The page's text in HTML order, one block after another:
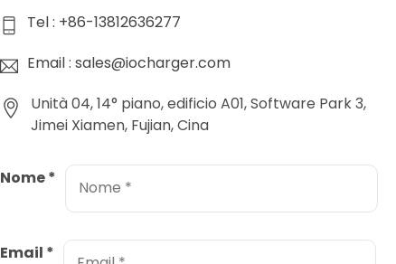
Tel : +86-13812636277
Email : sales@iocharger.com
Unità 04, 14° piano, edificio A01, Software Park 3,
Jimei Xiamen, Fujian, Cina
Nome*
Email *